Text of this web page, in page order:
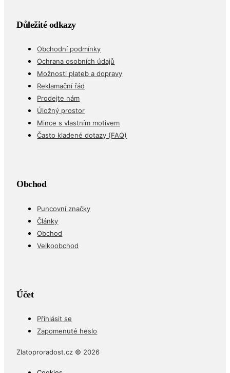
Důležité odkazy
Obchodní podmínky
Ochrana osobních údajů
Možnosti plateb a dopravy
Reklamační řád
Prodejte nám
Úložný prostor
Mince s vlastním motivem
Často kladené dotazy (FAQ)
Obchod
Puncovní značky
Články
Obchod
Velkoobchod
Účet
Přihlásit se
Zapomenuté heslo
Zlatoproradost.cz © 2026